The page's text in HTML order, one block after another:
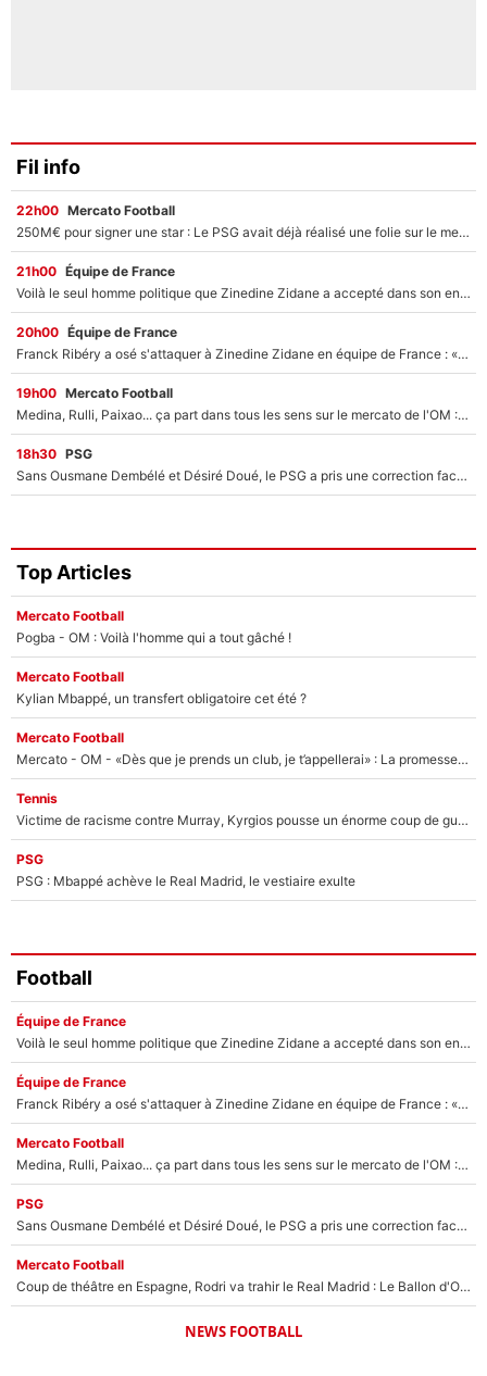
Fil info
22h00 Mercato Football
250M€ pour signer une star : Le PSG avait déjà réalisé une folie sur le mercato bien avant Neymar !
21h00 Équipe de France
Voilà le seul homme politique que Zinedine Zidane a accepté dans son entourage : «Je garde un très bon souvenir de lui»
20h00 Équipe de France
Franck Ribéry a osé s'attaquer à Zinedine Zidane en équipe de France : «Je n'aurais jamais fait ça»
19h00 Mercato Football
Medina, Rulli, Paixao... ça part dans tous les sens sur le mercato de l'OM : Frank McCourt va enfin récupérer l'argent qu'il attend ?
18h30 PSG
Sans Ousmane Dembélé et Désiré Doué, le PSG a pris une correction face à Majorque : Luis Enrique attend avec impatience des renforts !
Top Articles
Mercato Football
Pogba - OM : Voilà l'homme qui a tout gâché !
Mercato Football
Kylian Mbappé, un transfert obligatoire cet été ?
Mercato Football
Mercato - OM - «Dès que je prends un club, je t’appellerai» : La promesse de Marcelino au moment de claquer la porte
Tennis
Victime de racisme contre Murray, Kyrgios pousse un énorme coup de gueule !
PSG
PSG : Mbappé achève le Real Madrid, le vestiaire exulte
Football
Équipe de France
Voilà le seul homme politique que Zinedine Zidane a accepté dans son entourage : «Je garde un très bon souvenir de lui»
Équipe de France
Franck Ribéry a osé s'attaquer à Zinedine Zidane en équipe de France : «Je n'aurais jamais fait ça»
Mercato Football
Medina, Rulli, Paixao... ça part dans tous les sens sur le mercato de l'OM : Frank McCourt va enfin récupérer l'argent qu'il attend ?
PSG
Sans Ousmane Dembélé et Désiré Doué, le PSG a pris une correction face à Majorque : Luis Enrique attend avec impatience des renforts !
Mercato Football
Coup de théâtre en Espagne, Rodri va trahir le Real Madrid : Le Ballon d'Or a choisi de signer au FC Barcelone !
NEWS FOOTBALL